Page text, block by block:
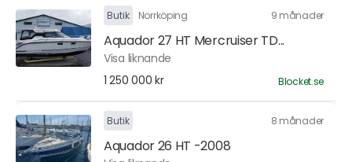
Butik Norrköping 9 månader
Aquador 27 HT Mercruiser TD...
Visa liknande
1 250 000 kr
Blocket.se
Butik 8 månader
Aquador 26 HT -2008